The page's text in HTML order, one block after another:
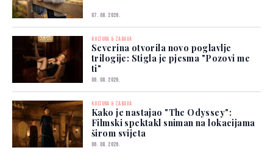
07. 08. 2026.
KULTURA & ZABAVA
Severina otvorila novo poglavlje
trilogije: Stigla je pjesma "Pozovi me
ti"
06. 08. 2026.
KULTURA & ZABAVA
Kako je nastajao "The Odyssey":
Filmski spektakl sniman na lokacijama
širom svijeta
06. 08. 2026.